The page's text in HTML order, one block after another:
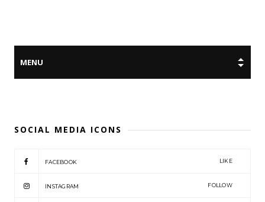
SOCIAL MEDIA ICONS
FACEBOOK LIKE
INSTAGRAM FOLLOW